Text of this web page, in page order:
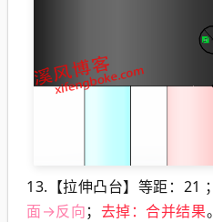
13.【拉伸凸台】等距：21 ；
面→反向； 去掉：合并结果。